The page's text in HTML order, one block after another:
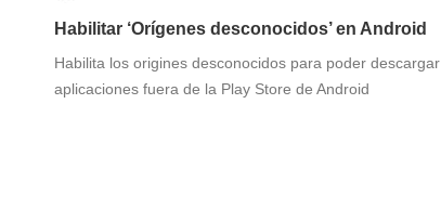
Habilitar ‘Orígenes desconocidos’ en Android
Habilita los origines desconocidos para poder descargar
aplicaciones fuera de la Play Store de Android